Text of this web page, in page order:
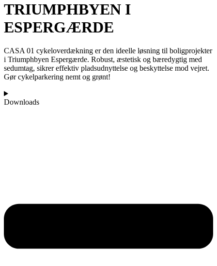
TRIUMPHBYEN I
ESPERGÆRDE
CASA 01 cykeloverdækning er den ideelle løsning til boligprojekter
i Triumphbyen Espergærde. Robust, æstetisk og bæredygtig med
sedumtag, sikrer effektiv pladsudnyttelse og beskyttelse mod vejret.
Gør cykelparkering nemt og grønt!
Downloads